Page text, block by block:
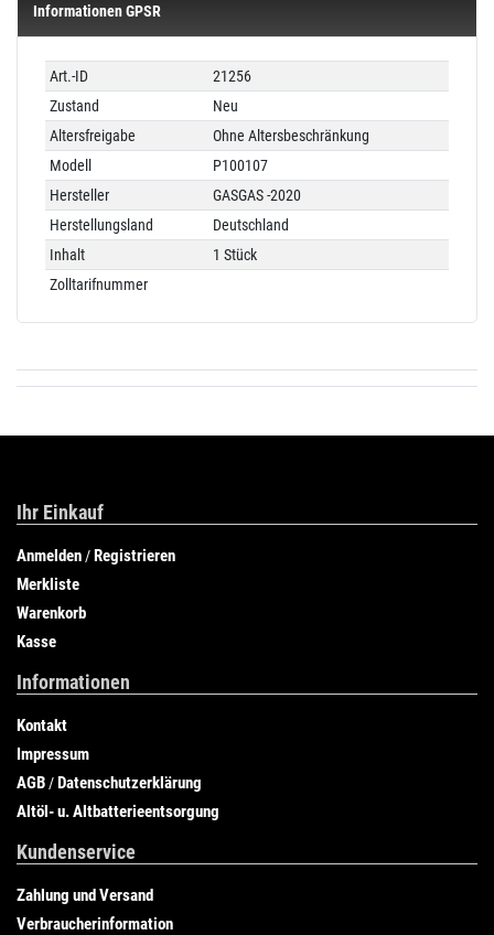
Informationen GPSR
Technisches
Merkmal
Wert
Art.-ID
21256
Zustand
Neu
Altersfreigabe
Ohne Altersbeschränkung
Modell
P100107
Hersteller
GASGAS -2020
Herstellungsland
Deutschland
Inhalt
1 Stück
Zolltarifnummer
Ihr Einkauf
Anmelden /Registrieren
Merkliste
Warenkorb
Kasse
Informationen
Kontakt
Impressum
AGB /Datenschutzerklärung
Altöl- u. Altbatterieentsorgung
Kundenservice
Zahlung und Versand
Verbraucherinformation